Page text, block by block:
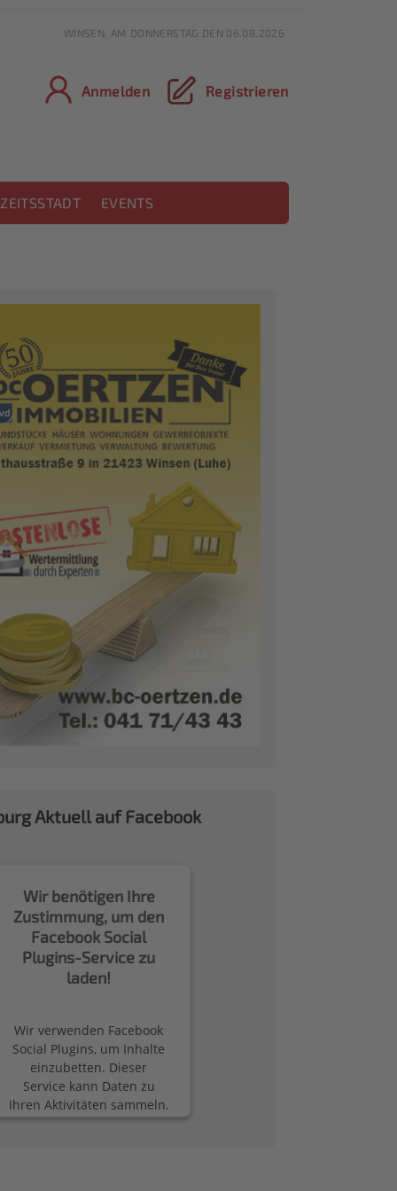
Anmelden Registrieren
EVENTS
WINSEN, AM DONNERSTAG DEN 06.08.2026
Aktuell auf Facebook
Wir benötigen Ihre
Zustimmung, um den
Facebook Social
Plugins-Service zu
laden!
Wir verwenden Facebook
Social Plugins, um Inhalte
einzubetten. Dieser
Service kann Daten zu
Ihren Aktivitäten sammeln.
Bitte lesen Sie die Details